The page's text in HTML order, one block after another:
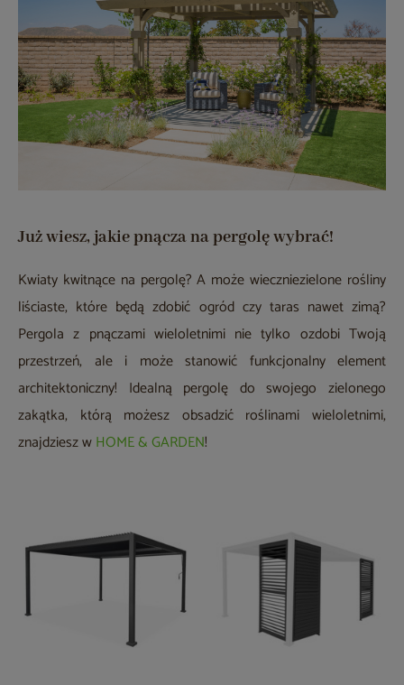
Już wiesz, jakie pnącza na pergolę wybrać!
Kwiaty kwitnące na pergolę? A może wieczniezielone rośliny
liściaste, które będą zdobić ogród czy taras nawet zimą?
Pergola z pnączami wieloletnimi nie tylko ozdobi Twoją
przestrzeń, ale i może stanowić funkcjonalny element
architektoniczny! Idealną pergolę do swojego zielonego
zakątka, którą możesz obsadzić roślinami wieloletnimi,
znajdziesz wHOME & GARDEN!